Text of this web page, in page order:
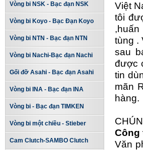
Vòng bi NSK - Bạc đạn NSK
Vòng bi Koyo - Bạc Đạn Koyo
Vòng bi NTN - Bạc đạn NTN
Vòng bi Nachi-Bạc đạn Nachi
Gối đỡ Asahi - Bạc đạn Asahi
Vòng bi INA - Bạc đạn INA
Vòng bi - Bạc đạn TIMKEN
Vòng bi một chiều - Stieber
Cam Clutch-SAMBO Clutch
Việt
tôi
tùng .
sau
được
tin
mãn
hàng.
Công
Văn